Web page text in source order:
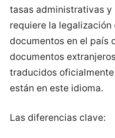
tasas administrativas y
requiere la legalización
documentos en el país
documentos
traducidos
están en este idioma.
Las diferencias clave: